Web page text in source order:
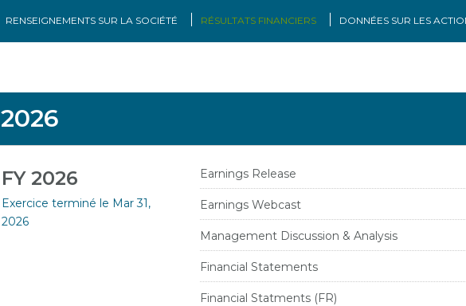
RENSEIGNEMENTS SUR LA SOCIÉTÉ RÉSULTATS FINANCIERS DONNÉES SUR LES
2026
FY 2026
Exercice terminé le Mar 31,
2026
Earnings Release
Earnings Webcast
Management Discussion & Analysis
Financial Statements
Financial Statments (FR)